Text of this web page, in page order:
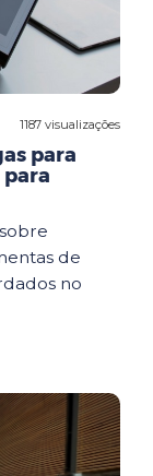
1187 visualizações
para
de
no